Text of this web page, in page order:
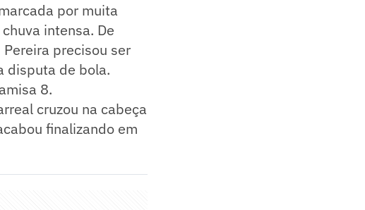
por muita
intensa. De
precisou ser
disputa de bola.
8.
cruzou na cabeça
finalizando em